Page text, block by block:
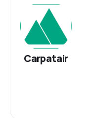
Carpatair